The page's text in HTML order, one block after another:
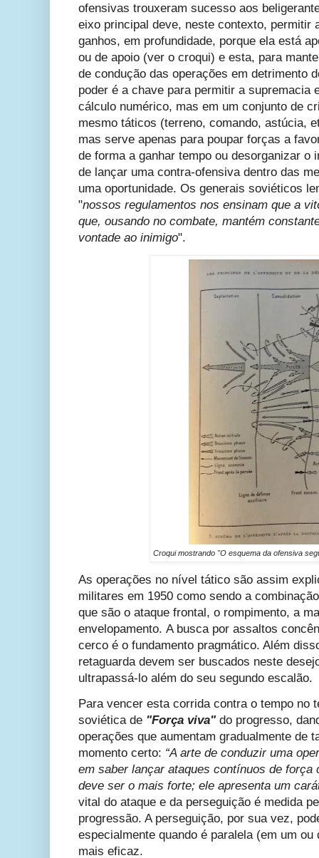
ofensivas trouxeram sucesso aos
eixo principal deve, neste contexto, permitir
ganhos, em profundidade, porque ela está
ou de apoio (ver o croqui) e esta, para
de condução das operações em detrimento
poder é a chave para permitir a supremacia
cálculo numérico, mas em um conjunto de
mesmo táticos (terreno, comando, astúcia,
mas serve apenas para poupar forças a
de forma a ganhar tempo ou desorganizar o
de lançar uma contra-ofensiva dentro das
uma oportunidade. Os generais soviéticos
"nossos regulamentos nos ensinam que a
que, ousando no combate, mantém
vontade ao inimigo".
Croqui mostrando "O esquema da ofensiva
As operações no nível tático são assim
militares em 1950 como sendo a
que são o ataque frontal, o rompimento, a
envelopamento. A busca por assaltos
cerco é o fundamento pragmático. Além
retaguarda devem ser buscados neste
ultrapassá-lo além do seu segundo escalão.
Para vencer esta corrida contra o tempo no
soviética de "Força viva" do progresso,
operações que aumentam gradualmente de
momento certo: “A arte de conduzir uma
em saber lançar ataques contínuos de força
deve ser o mais forte; ele apresenta um
vital do ataque e da perseguição é medida
progressão. A perseguição, por sua vez,
especialmente quando é paralela (em um
mais eficaz.